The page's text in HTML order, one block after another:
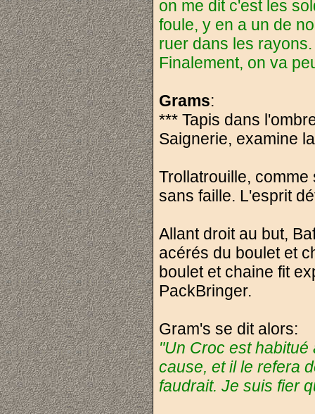
on me dit c'est les
foule, y en a un de
ruer dans les
Finalement, on va
Grams:
*** Tapis dans
Saignerie, examine
Trollatrouille,
sans faille. L'esprit
Allant droit au but,
acérés du boulet et
boulet et chaine fit
PackBringer.
Gram's se dit alors:
"Un Croc est
cause, et il le refera
faudrait. Je suis fier